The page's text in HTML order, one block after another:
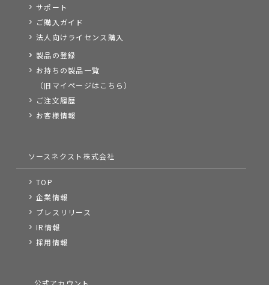
サポート
ご購入ガイド
法人向けライセンス購入
製品の登録
お持ちの製品一覧
（旧マイページはこちら）
ご注文履歴
お客様情報
ソースネクスト株式会社
TOP
企業情報
プレスリリース
IR情報
採用情報